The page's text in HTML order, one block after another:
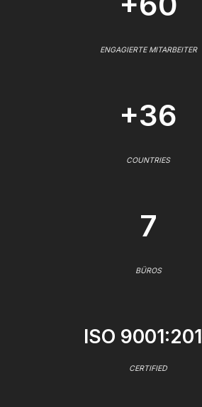
ENGAGIERTE MITARBEITER
+36
COUNTRIES
7
BÜROS
ISO
CERTIFIED